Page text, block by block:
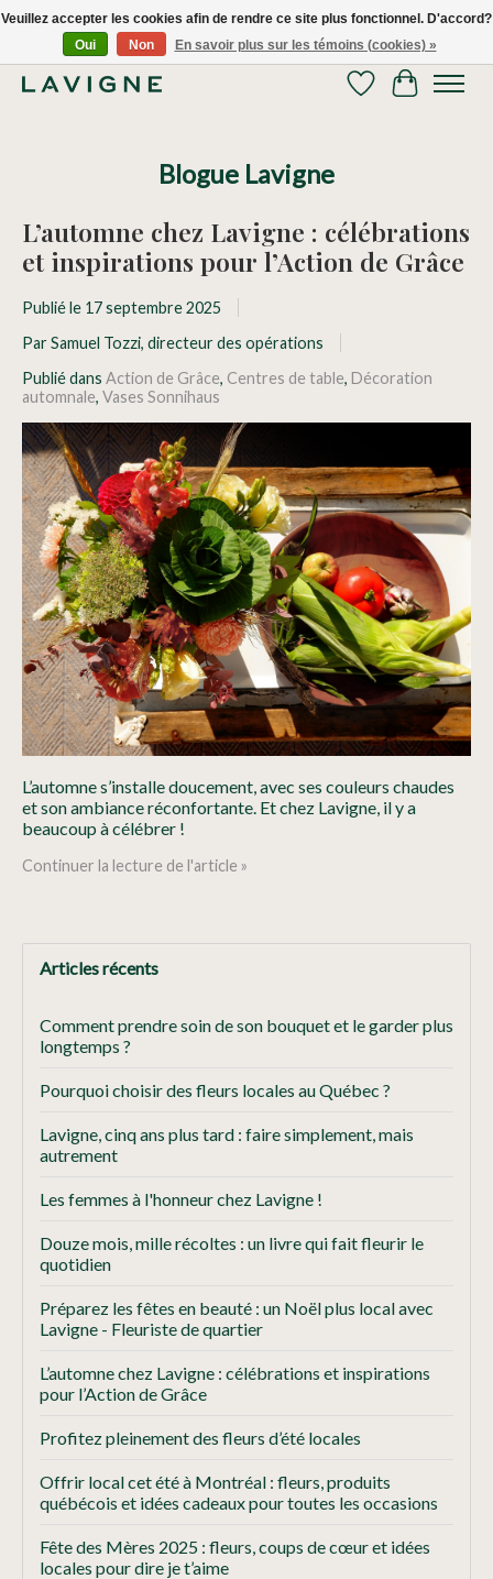
Nous livrons tous les jours dans le Grand Montréal! 514.521.0118
Liste de souhaits
Panier
Blogue Lavigne
L’automne chez Lavigne : célébrations
et inspirations pour l’Action de Grâce
Publié le 17 septembre 2025
Par Samuel Tozzi, directeur des opérations
Publié dans Action de Grâce, Centres de table, Décoration
automnale, Vases Sonnihaus
L’automne s’installe doucement, avec ses couleurs chaudes
et son ambiance réconfortante. Et chez Lavigne, il y a
beaucoup à célébrer !
Continuer la lecture de l'article »
Articles récents
Comment prendre soin de son bouquet et le garder plus
longtemps ?
Pourquoi choisir des fleurs locales au Québec ?
Lavigne, cinq ans plus tard : faire simplement, mais
autrement
Les femmes à l'honneur chez Lavigne !
Douze mois, mille récoltes : un livre qui fait fleurir le
quotidien
Préparez les fêtes en beauté : un Noël plus local avec
Lavigne - Fleuriste de quartier
L’automne chez Lavigne : célébrations et inspirations
pour l’Action de Grâce
Profitez pleinement des fleurs d’été locales
Offrir local cet été à Montréal : fleurs, produits
québécois et idées cadeaux pour toutes les occasions
Fête des Mères 2025 : fleurs, coups de cœur et idées
locales pour dire je t’aime
Veuillez accepter les cookies afin de rendre ce site plus fonctionnel. D'accord?
Oui
Non En savoir plus sur les témoins (cookies) »